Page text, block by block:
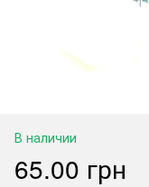
В наличии
65.00 грн